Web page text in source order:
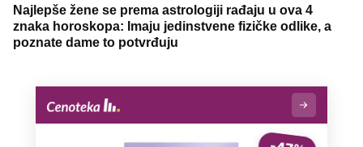
Najlepše žene se prema astrologiji rađaju u ova 4
znaka horoskopa: Imaju jedinstvene fizičke odlike, a
poznate dame to potvrđuju